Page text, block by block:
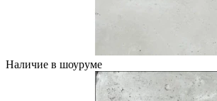
Наличие в шоуруме